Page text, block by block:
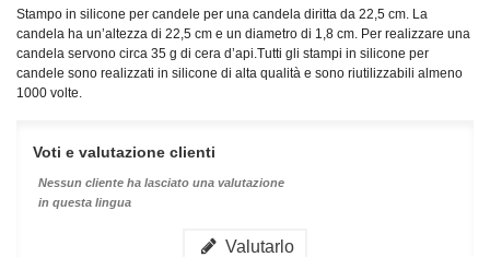
Stampo in silicone per candele per una candela diritta da 22,5 cm. La
candela ha un’altezza di 22,5 cm e un diametro di 1,8 cm. Per realizzare una
candela servono circa 35 g di cera d’api. Tutti gli stampi in silicone per
candele sono realizzati in silicone di alta qualità e sono riutilizzabili almeno
1000 volte.
Voti e valutazione clienti
Nessun cliente ha lasciato una valutazione
in questa lingua
Valutarlo